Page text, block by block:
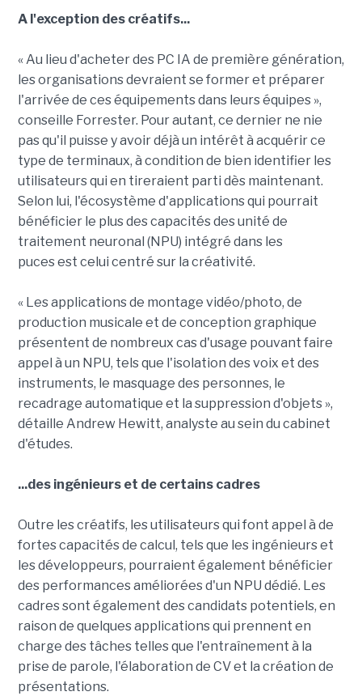
A l'exception des créatifs...
« Au lieu d'acheter des PC IA de première génération,
les organisations devraient se former et préparer
l'arrivée de ces équipements dans leurs équipes »,
conseille Forrester. Pour autant, ce dernier ne nie
pas qu'il puisse y avoir déjà un intérêt à acquérir ce
type de terminaux, à condition de bien identifier les
utilisateurs qui en tireraient parti dès maintenant.
Selon lui, l'écosystème d'applications qui pourrait
bénéficier le plus des capacités des unité de
traitement neuronal (NPU) intégré dans les
puces est celui centré sur la créativité.
« Les applications de montage vidéo/photo, de
production musicale et de conception graphique
présentent de nombreux cas d'usage pouvant faire
appel à un NPU, tels que l'isolation des voix et des
instruments, le masquage des personnes, le
recadrage automatique et la suppression d'objets »,
détaille Andrew Hewitt, analyste au sein du cabinet
d'études.
...des ingénieurs et de certains cadres
Outre les créatifs, les utilisateurs qui font appel à de
fortes capacités de calcul, tels que les ingénieurs et
les développeurs, pourraient également bénéficier
des performances améliorées d'un NPU dédié. Les
cadres sont également des candidats potentiels, en
raison de quelques applications qui prennent en
charge des tâches telles que l'entraînement à la
prise de parole, l'élaboration de CV et la création de
présentations.